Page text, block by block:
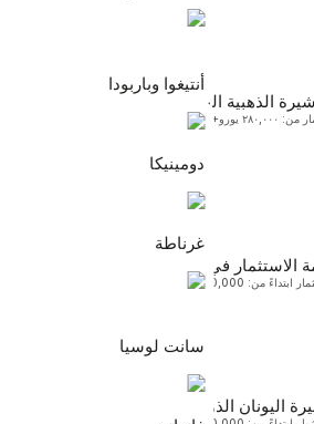
ابتداءً من $230,000
ابتداءً من $200,000
سانت كيتس ونيفيس
سانت لوسيا
الذهبية البرتغالية
٢٨٠,٠٠٠ يورو+
الاستثمار في لاتفيا
ابتداءً من: 60,000 يورو
اليونان الذهبية
أنتيغوا وباربودا
دومينيكا
غرناطة
سانت لوسيا
جواز